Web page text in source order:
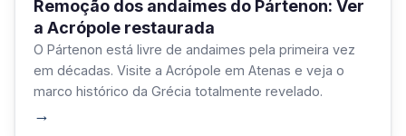
Remoção dos andaimes do Pártenon: Ver
a Acrópole restaurada
O Pártenon está livre de andaimes pela primeira vez
em décadas. Visite a Acrópole em Atenas e veja o
marco histórico da Grécia totalmente revelado.
→